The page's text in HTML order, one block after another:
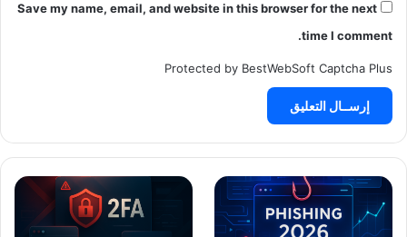
Save my name, email, and website in this browser for the next
time I comment.
Protected by BestWebSoft Captcha Plus